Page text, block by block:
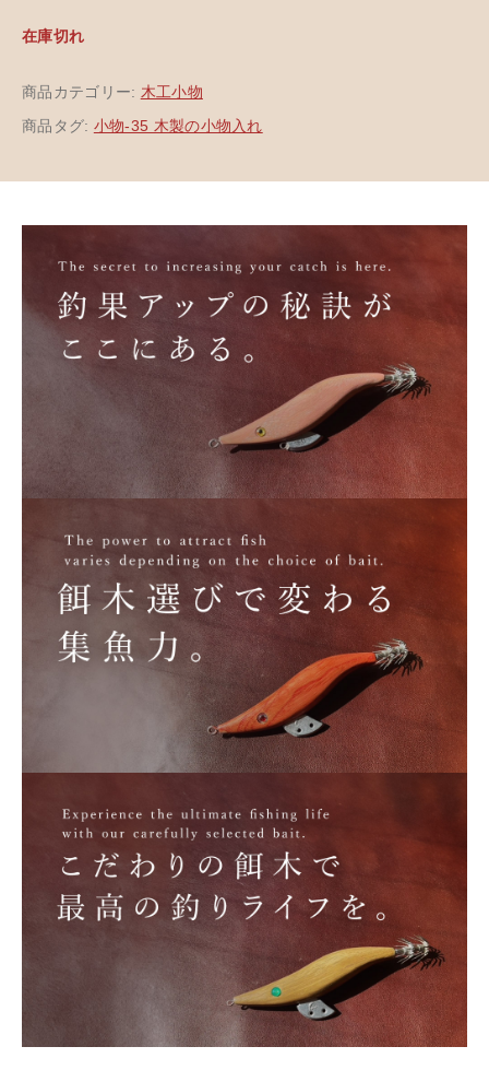
在庫切れ
商品カテゴリー: 木工小物
商品タグ: 小物-35 木製の小物入れ